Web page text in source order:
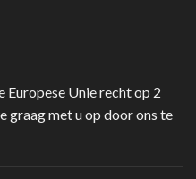
Europese Unie recht op 2
graag met u op door ons te